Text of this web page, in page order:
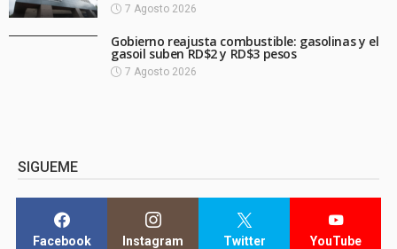
7 Agosto 2026
Gobierno reajusta combustible: gasolinas y el
gasoil suben RD$2 y RD$3 pesos
7 Agosto 2026
SIGUEME
Facebook Instagram Twitter YouTube